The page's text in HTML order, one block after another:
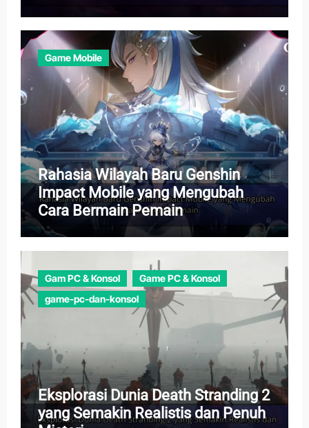
Game Mobile
Rahasia Wilayah Baru Genshin
Impact Mobile yang Mengubah
Cara Bermain Pemain
Gam PC & Konsol
Game PC & Konsol
game-pc-dan-konsol
Eksplorasi Dunia Death Stranding 2
yang Semakin Realistis dan Penuh